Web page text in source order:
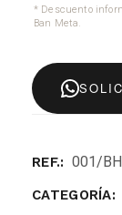
* Descuento
Ban Meta.
REF.: 001/BH
CATEGORÍA: